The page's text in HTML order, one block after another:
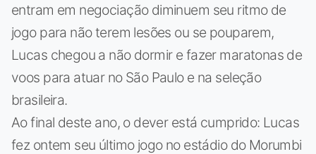
entram em negociação diminuem seu ritmo de
jogo para não terem lesões ou se pouparem,
Lucas chegou a não dormir e fazer maratonas de
voos para atuar no São Paulo e na seleção
brasileira.
Ao final deste ano, o dever está cumprido: Lucas
fez ontem seu último jogo no estádio do Morumbi